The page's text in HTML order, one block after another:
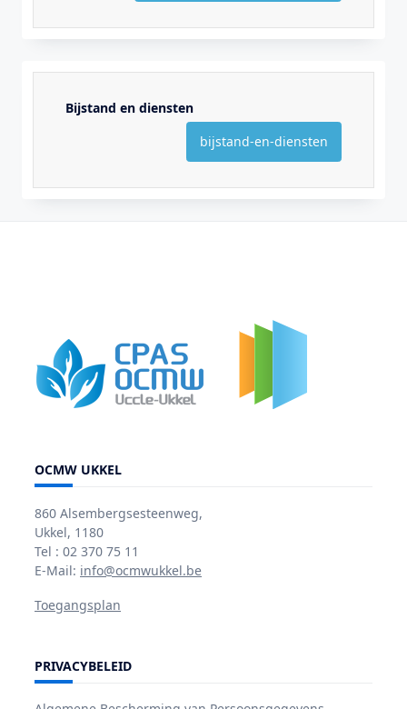
Bijstand en diensten
bijstand-en-diensten
OCMW UKKEL
860 Alsembergsesteenweg,
Ukkel, 1180
Tel : 02 370 75 11
E-Mail: info@ocmwukkel.be
Toegangsplan
PRIVACYBELEID